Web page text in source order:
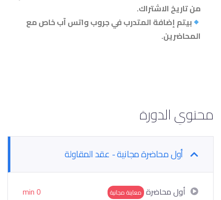
من تاريخ الاشتراك.
بيتم إضافة المتدرب في جروب واتس آب خاص مع
المحاضرين.
محتوي الدورة
أول محاضرة مجانية - عقد المقاولة
أول محاضرة معاينة مجانية
0 min